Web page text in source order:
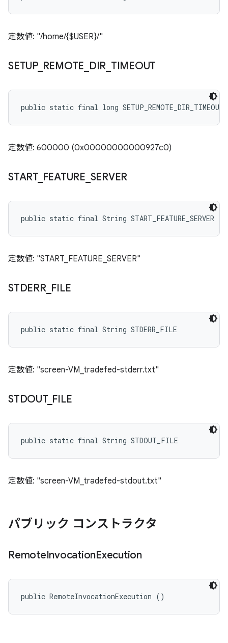
定数値: "/home/{$USER}/"
SETUP_ REMOTE DIR TIMEOUT
public static final long SETUP_REMOTE_DIR_TIMEOUT
定数値: 600000 (0x00000000000927c0)
START_ FEATURE SERVER
public static final String START_FEATURE_SERVER
定数値: "START_FEATURE_SERVER"
STDERR_ FILE
public static final String STDERR_FILE
定数値: "screen-VM_tradefed-stderr.txt"
STDOUT_ FILE
public static final String STDOUT_FILE
定数値: "screen-VM_tradefed-stdout.txt"
パブリック コンストラクタ
RemoteInvocationExecution
public RemoteInvocationExecution ()